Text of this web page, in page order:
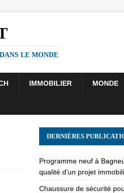
LE MONDE
IMMOBILIER MONDE
DERNIÈRES
Programme neuf à
qualité d’un projet
Chaussure de sécurité